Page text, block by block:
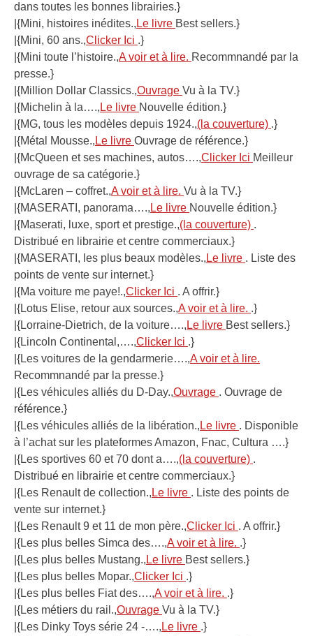
dans toutes les bonnes librairies.}
|{Mini, histoires inédites., Le livre Best sellers.}
|{Mini, 60 ans.,Clicker Ici .}
|{Mini toute l’histoire.,A voir et à lire. Recommnandé par la
presse.}
|{Million Dollar Classics.,Ouvrage Vu à la TV.}
|{Michelin à la…., Le livre Nouvelle édition.}
|{MG, tous les modèles depuis 1924.,(la couverture) .}
|{Métal Mousse., Le livre Ouvrage de référence.}
|{McQueen et ses machines, autos….,Clicker Ici Meilleur
ouvrage de sa catégorie.}
|{McLaren – coffret.,A voir et à lire. Vu à la TV.}
|{MASERATI, panorama…., Le livre Nouvelle édition.}
|{Maserati, luxe, sport et prestige.,(la couverture) .
Distribué en librairie et centre commerciaux.}
|{MASERATI, les plus beaux modèles., Le livre . Liste des
points de vente sur internet.}
|{Ma voiture me paye!.,Clicker Ici . A offrir.}
|{Lotus Elise, retour aux sources.,A voir et à lire. .}
|{Lorraine-Dietrich, de la voiture…., Le livre Best sellers.}
|{Lincoln Continental,….,Clicker Ici .}
|{Les voitures de la gendarmerie….,A voir et à lire.
Recommnandé par la presse.}
|{Les véhicules alliés du D-Day.,Ouvrage . Ouvrage de
référence.}
|{Les véhicules alliés de la libération., Le livre . Disponible
à l’achat sur les plateformes Amazon, Fnac, Cultura ….}
|{Les sportives 60 et 70 dont a….,(la couverture) .
Distribué en librairie et centre commerciaux.}
|{Les Renault de collection., Le livre . Liste des points de
vente sur internet.}
|{Les Renault 9 et 11 de mon père.,Clicker Ici . A offrir.}
|{Les plus belles Simca des….,A voir et à lire. .}
|{Les plus belles Mustang., Le livre Best sellers.}
|{Les plus belles Mopar.,Clicker Ici .}
|{Les plus belles Fiat des….,A voir et à lire. .}
|{Les métiers du rail.,Ouvrage Vu à la TV.}
|{Les Dinky Toys série 24 -…., Le livre .}